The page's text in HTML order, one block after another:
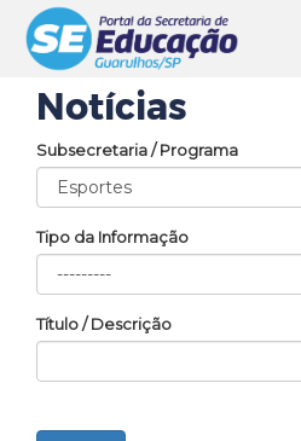
Notícias
Subsecretaria / Programa
Tipo da Informação
Título / Descrição